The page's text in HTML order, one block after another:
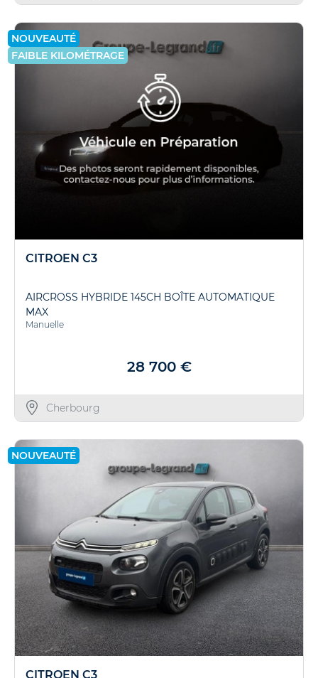
NOUVEAUTÉ
FAIBLE KILOMÉTRAGE
CITROEN C3
AIRCROSS HYBRIDE 145CH BOÎTE AUTOMATIQUE
MAX
Manuelle
28 700 €
Cherbourg
NOUVEAUTÉ
CITROEN C3